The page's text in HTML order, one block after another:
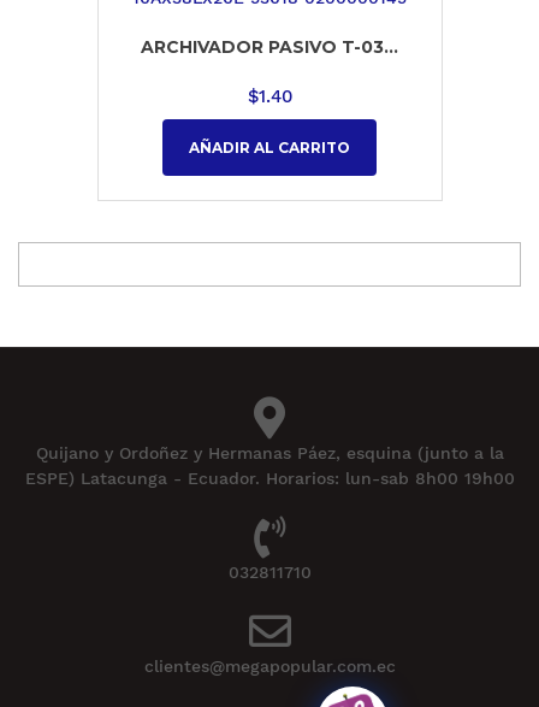
ARCHIVADOR PASIVO T-03...
$1.40
AÑADIR AL CARRITO
Quijano y Ordoñez y Hermanas Páez, esquina (junto a la
ESPE) Latacunga - Ecuador. Horarios: lun-sab 8h00 19h00
032811710
clientes@megapopular.com.ec